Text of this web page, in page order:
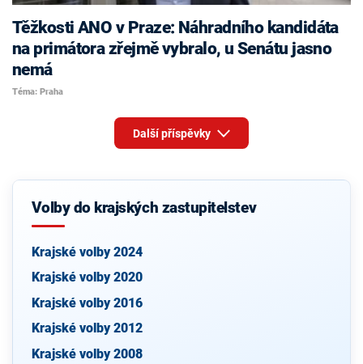
Těžkosti ANO v Praze: Náhradního kandidáta
na primátora zřejmě vybralo, u Senátu jasno
nemá
Téma: Praha
Další příspěvky
Volby do krajských zastupitelstev
Krajské volby 2024
Krajské volby 2020
Krajské volby 2016
Krajské volby 2012
Krajské volby 2008